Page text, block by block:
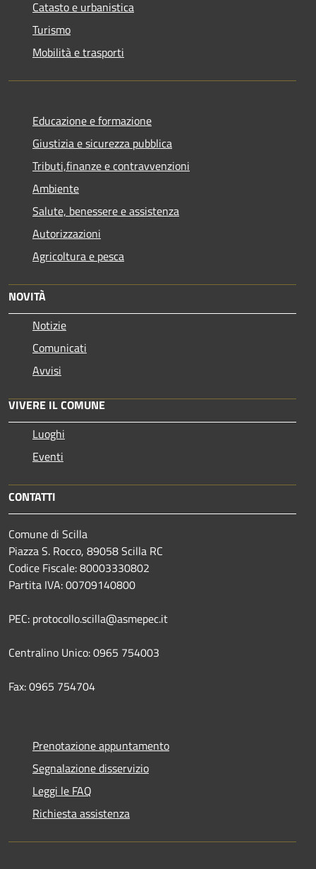
Catasto e urbanistica
Turismo
Mobilità e trasporti
Educazione e formazione
Giustizia e sicurezza pubblica
Tributi,finanze e contravvenzioni
Ambiente
Salute, benessere e assistenza
Autorizzazioni
Agricoltura e pesca
NOVITÀ
Notizie
Comunicati
Avvisi
VIVERE IL COMUNE
Luoghi
Eventi
CONTATTI
Comune di Scilla
Piazza S. Rocco, 89058 Scilla RC
Codice Fiscale: 80003330802
Partita IVA: 00709140800
PEC: protocollo.scilla@asmepec.it
Centralino Unico: 0965 754003
Fax: 0965 754704
Prenotazione appuntamento
Segnalazione disservizio
Leggi le FAQ
Richiesta assistenza